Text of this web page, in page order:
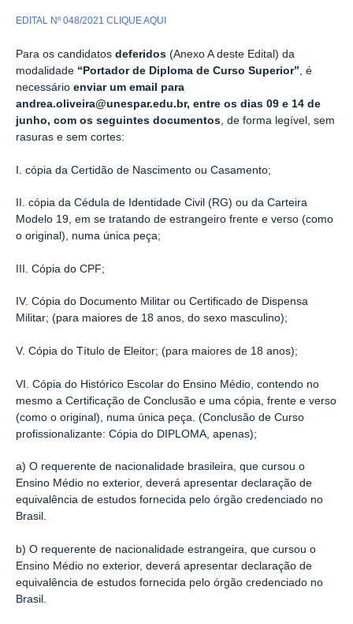
EDITAL Nº 048/2021 CLIQUE AQUI
Para os candidatos deferidos (Anexo A deste Edital) da
modalidade “Portador de Diploma de Curso Superior”, é
necessário enviar um email para
andrea.oliveira@unespar.edu.br, entre os dias 09 e 14 de
junho, com os seguintes documentos, de forma legível, sem
rasuras e sem cortes:
I. cópia da Certidão de Nascimento ou Casamento;
II. cópia da Cédula de Identidade Civil (RG) ou da Carteira
Modelo 19, em se tratando de estrangeiro frente e verso (como
o original), numa única peça;
III. Cópia do CPF;
IV. Cópia do Documento Militar ou Certificado de Dispensa
Militar; (para maiores de 18 anos, do sexo masculino);
V. Cópia do Título de Eleitor; (para maiores de 18 anos);
VI. Cópia do Histórico Escolar do Ensino Médio, contendo no
mesmo a Certificação de Conclusão e uma cópia, frente e verso
(como o original), numa única peça. (Conclusão de Curso
profissionalizante: Cópia do DIPLOMA, apenas);
a) O requerente de nacionalidade brasileira, que cursou o
Ensino Médio no exterior, deverá apresentar declaração de
equivalência de estudos fornecida pelo órgão credenciado no
Brasil.
b) O requerente de nacionalidade estrangeira, que cursou o
Ensino Médio no exterior, deverá apresentar declaração de
equivalência de estudos fornecida pelo órgão credenciado no
Brasil.